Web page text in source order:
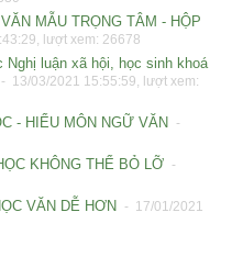
MẪU TRỌNG TÂM - HỘP
lượt xem: 26678
luận xã hội, học sinh khoá
- 13/03/2021 15:55:59, lượt xem:
- HIỂU MÔN NGỮ VĂN
-
KHÔNG THỂ BỎ LỠ -
VĂN DỄ HƠN
- 17/01/2021